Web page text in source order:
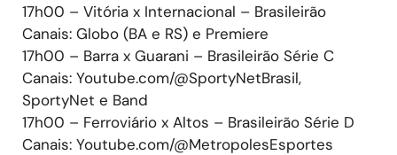
17h00 – Vitória x Internacional – Brasileirão
Canais: Globo (BA e RS) e Premiere
17h00 – Barra x Guarani – Brasileirão Série C
Canais: Youtube.com/@SportyNetBrasil,
SportyNet e Band
17h00 – Ferroviário x Altos – Brasileirão Série D
Canais: Youtube.com/@MetropolesEsportes